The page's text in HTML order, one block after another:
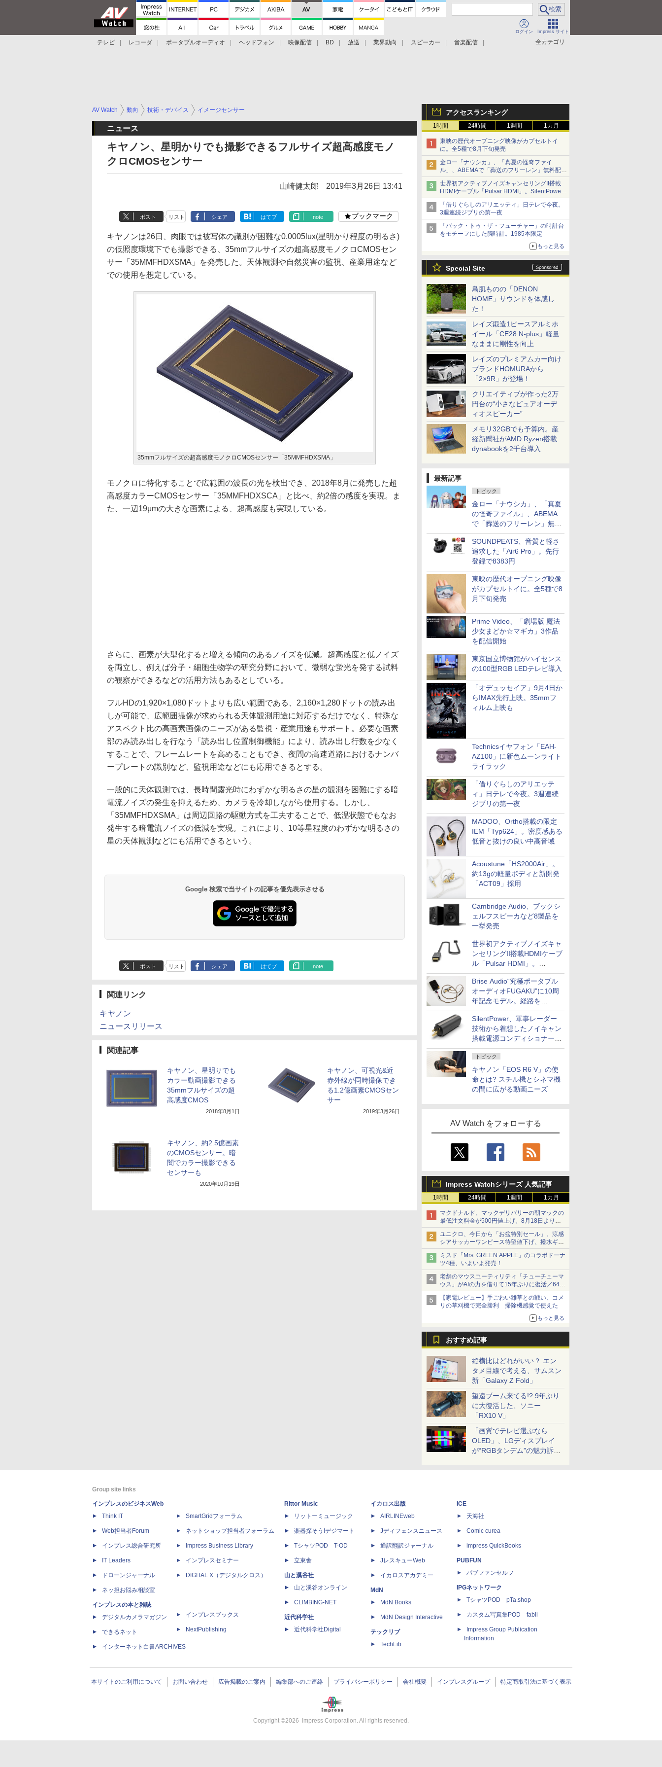
ログイン Impress サイト
全カテゴリ
テレビ レコーダ ポータブルオーディオ ヘッドフォン 映像配信 BD 放送 業界動向 スピーカー
音楽配信
アクセスランキング
1時間 24時間 1週間 1カ月
東映の歴代オープニング映像がカプセルトイ
に。全5種で8月下旬発売
金ロー「ナウシカ」、「真夏の怪奇ファイ
ル」、ABEMAで「葬送のフリーレン」無料配信
など。夏の特番・配信情報
世界初アクティブノイズキャンセリングII搭載
HDMIケーブル「Pulsar HDMI」。SilentPower
から
「借りぐらしのアリエッティ」日テレで今夜。
3週連続ジブリの第一夜
「バック・トゥ・ザ・フューチャー」の時計台
をモチーフにした腕時計。1985本限定
もっと見る
Special Site
鳥肌ものの「DENON
HOME」サウンドを体感し
た！
レイズ鍛造1ピースアルミホ
イール「CE28 N-plus」軽量
なままに剛性を向上
レイズのプレミアムカー向け
ブランドHOMURAから
「2×9R」が登場！
クリエイティブが作った2万
円台の“小さなピュアオーデ
ィオスピーカー”
メモリ32GBでも予算内。産
経新聞社がAMD Ryzen搭載
dynabookを2千台導入
最新記事
トピック
金ロー「ナウシカ」、「真夏
の怪奇ファイル」、ABEMA
で「葬送のフリーレン」無料
配信など。夏の特番・配信情
報
SOUNDPEATS、音質と軽さ
追求した「Air6 Pro」。先行
登録で8383円
東映の歴代オープニング映像
がカプセルトイに。全5種で8
月下旬発売
Prime Video、「劇場版 魔法
少女まどか☆マギカ」3作品
を配信開始
東京国立博物館がハイセンス
の100型RGB LEDテレビ導入
「オデュッセイア」9月4日か
らIMAX先行上映。35mmフ
ィルム上映も
Technicsイヤフォン「EAH-
AZ100」に新色ムーンライト
ライラック
「借りぐらしのアリエッテ
ィ」日テレで今夜。3週連続
ジブリの第一夜
MADOO、Ortho搭載の限定
IEM「Typ624」。密度感ある
低音と抜けの良い中高音域
Acoustune「HS2000Air」。
約13gの軽量ボディと新開発
「ACT09」採用
Cambridge Audio、ブックシ
ェルフスピーカなど8製品を
一挙発売
世界初アクティブノイズキャ
ンセリングII搭載HDMIケーブ
ル「Pulsar HDMI」。
SilentPowerから
Brise Audio“究極ポータブル
オーディオFUGAKU”に10周
年記念モデル。経路を
NISHIKIで統一。400万円
SilentPower、軍事レーダー
技術から着想したノイキャン
搭載電源コンディショナー
「AC iPurifier2」
トピック
キヤノン「EOS R6 V」の使
命とは? スチル機とシネマ機
の間に広がる動画ニーズ
AV Watch をフォローする
Impress Watchシリーズ 人気記事
1時間 24時間 1週間 1カ月
マクドナルド、マックデリバリーの朝マックの
最低注文料金が500円値上げ。8月18日より
1,500円から受付
ユニクロ、今日から「お盆特別セール」。涼感
シアサッカーワンピース待望値下げ、撥水ギア
ショーツは1990円に
ミスド「Mrs. GREEN APPLE」のコラボドーナ
ツ4種、いよいよ発売！
老舗のマウスユーティリティ「チューチューマ
ウス」がAIの力を借りて15年ぶりに復活／64bit
化、Windows 10/11、「Chrome」も走り回
る。復活記念で2026年末まで500円
【家電レビュー】手ごわい雑草との戦い、コメ
リの草刈機で完全勝利 掃除機感覚で使えた
もっと見る
おすすめ記事
縦横比はどれがいい？ エン
タメ目線で考える、サムスン
新「Galaxy Z Fold」
望遠ブーム来てる!? 9年ぶり
に大復活した、ソニー
「RX10 V」
「画質でテレビ選ぶなら
OLED」、LGディスプレイ
が“RGBタンデム”の魅力訴
AV Watch 動向 技術・デバイス イメージセンサー
ニュース
キヤノン、星明かりでも撮影できるフルサイズ超高感度モノ
クロCMOSセンサー
山崎健太郎 2019年3月26日 13:41
ポスト リスト シェア はてブ note ブックマーク
キヤノンは26日、肉眼では被写体の識別が困難な0.0005lux(星明かり程度の明るさ)
の低照度環境下でも撮影できる、35mmフルサイズの超高感度モノクロCMOSセン
サー「35MMFHDXSMA」を発売した。天体観測や自然災害の監視、産業用途など
での使用を想定している。
35mmフルサイズの超高感度モノクロCMOSセンサー「35MMFHDXSMA」
モノクロに特化することで広範囲の波長の光を検出でき、2018年8月に発売した超
高感度カラーCMOSセンサー「35MMFHDXSCA」と比べ、約2倍の感度を実現。ま
た、一辺19μmの大きな画素による、超高感度も実現している。
さらに、画素が大型化すると増える傾向のあるノイズを低減。超高感度と低ノイズ
を両立し、例えば分子・細胞生物学の研究分野において、微弱な蛍光を発する試料
の観察ができるなどの活用方法もあるとしている。
フルHDの1,920×1,080ドットよりも広い範囲である、2,160×1,280ドットの読み出
しが可能で、広範囲撮像が求められる天体観測用途に対応するだけでなく、特殊な
アスペクト比の高画素画像のニーズがある監視・産業用途もサポート。必要な画素
部のみ読み出しを行なう「読み出し位置制御機能」により、読み出し行数を少なく
することで、フレームレートを高めることもでき、夜間の高速道路におけるナンバ
ープレートの識別など、監視用途などにも応用できるとする。
一般的に天体観測では、長時間露光時にわずかな明るさの星の観測を困難にする暗
電流ノイズの発生を抑えるため、カメラを冷却しながら使用する。しかし、
「35MMFHDXSMA」は周辺回路の駆動方式を工夫することで、低温状態でもなお
発生する暗電流ノイズの低減を実現。これにより、10等星程度のわずかな明るさの
星の天体観測などにも活用できるという。
Google 検索で当サイトの記事を優先表示させる
ポスト リスト シェア はてブ note
関連リンク
キヤノン
ニュースリリース
関連記事
キヤノン、星明りでも
カラー動画撮影できる
35mmフルサイズの超
高感度CMOS
2018年8月1日
キヤノン、可視光&近
赤外線が同時撮像でき
る1.2億画素CMOSセン
サー
2019年3月26日
キヤノン、約2.5億画素
のCMOSセンサー。暗
闇でカラー撮影できる
センサーも
2020年10月19日
Group site links
インプレスのビジネスWeb
Think IT
Web担当者Forum
インプレス総合研究所
IT Leaders
ドローンジャーナル
ネッ担お悩み相談室
インプレスの本と雑誌
デジタルカメラマガジン
できるネット
インターネット白書ARCHIVES
SmartGridフォーラム
ネットショップ担当者フォーラム
Impress Business Library
インプレスセミナー
DIGITAL X（デジタルクロス）
インプレスブックス
NextPublishing
Rittor Music
リットーミュージック
楽器探そう!デジマート
TシャツPOD T-OD
立東舎
山と溪谷社
山と溪谷オンライン
CLIMBING-NET
近代科学社
近代科学社Digital
イカロス出版
AIRLINEweb
Jディフェンスニュース
通訳翻訳ジャーナル
JレスキューWeb
イカロスアカデミー
MdN
MdN Books
MdN Design Interactive
テックリブ
TechLib
ICE
天海社
Comic curea
impress QuickBooks
PUBFUN
パブファンセルフ
IPGネットワーク
TシャツPOD pTa.shop
カスタム写真集POD fabli
Impress Group Publication
Information
本サイトのご利用について お問い合わせ 広告掲載のご案内 編集部へのご連絡 プライバシーポリシー 会社概要 インプレスグループ 特定商取引法に基づく表示
Copyright ©2026 Impress Corporation. All rights reserved.